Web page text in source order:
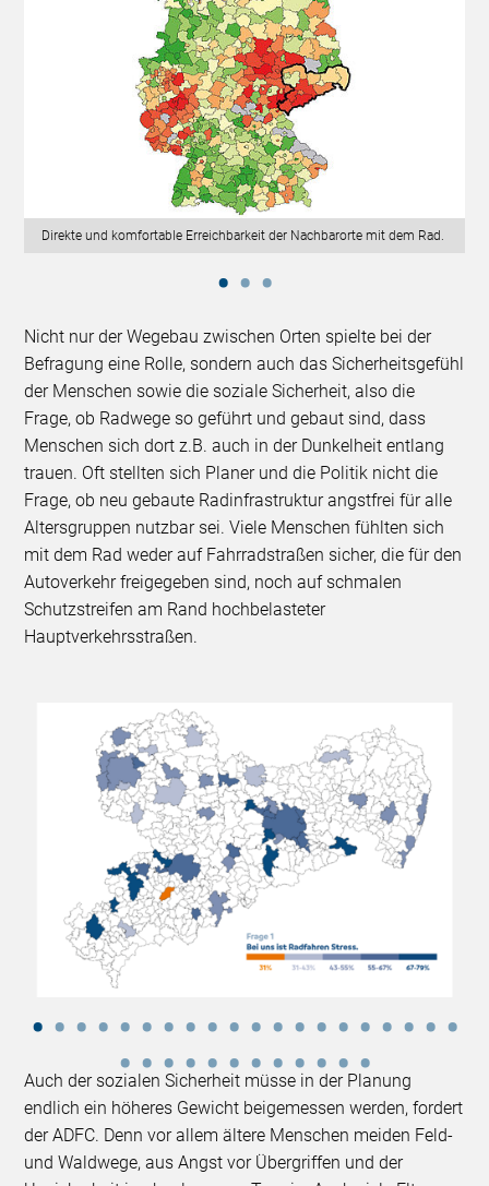
Direkte und komfortable Erreichbarkeit der Nachbarorte mit dem Rad.
Nicht nur der Wegebau zwischen Orten spielte bei der
Befragung eine Rolle, sondern auch das Sicherheitsgefühl
der Menschen sowie die soziale Sicherheit, also die
Frage, ob Radwege so geführt und gebaut sind, dass
Menschen sich dort z.B. auch in der Dunkelheit entlang
trauen. Oft stellten sich Planer und die Politik nicht die
Frage, ob neu gebaute Radinfrastruktur angstfrei für alle
Altersgruppen nutzbar sei. Viele Menschen fühlten sich
mit dem Rad weder auf Fahrradstraßen sicher, die für den
Autoverkehr freigegeben sind, noch auf schmalen
Schutzstreifen am Rand hochbelasteter
Hauptverkehrsstraßen.
Auch der sozialen Sicherheit müsse in der Planung
endlich ein höheres Gewicht beigemessen werden, fordert
der ADFC. Denn vor allem ältere Menschen meiden Feld-
und Waldwege, aus Angst vor Übergriffen und der